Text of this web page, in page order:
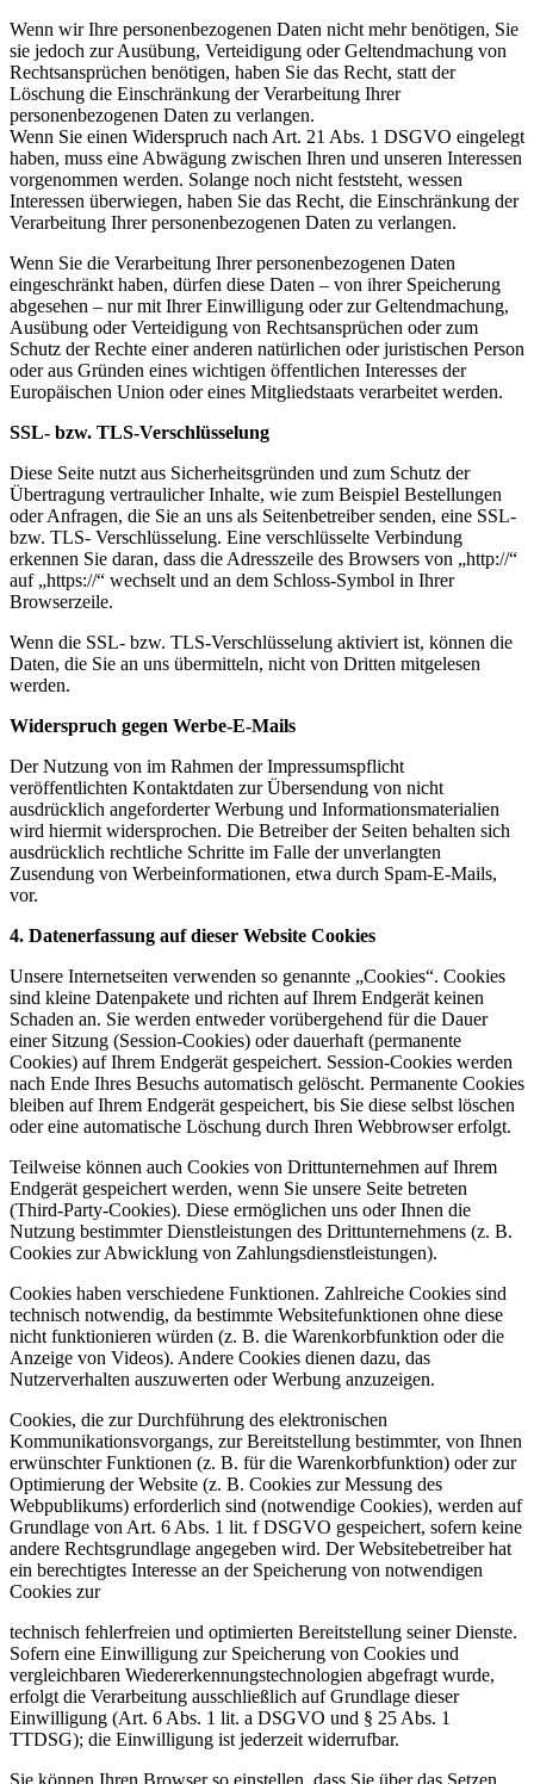
Wenn wir Ihre personenbezogenen Daten nicht mehr benötigen, Sie
sie jedoch zur Ausübung, Verteidigung oder Geltendmachung von
Rechtsansprüchen benötigen, haben Sie das Recht, statt der
Löschung die Einschränkung der Verarbeitung Ihrer
personenbezogenen Daten zu verlangen.
Wenn Sie einen Widerspruch nach Art. 21 Abs. 1 DSGVO eingelegt
haben, muss eine Abwägung zwischen Ihren und unseren Interessen
vorgenommen werden. Solange noch nicht feststeht, wessen
Interessen überwiegen, haben Sie das Recht, die Einschränkung der
Verarbeitung Ihrer personenbezogenen Daten zu verlangen.
Wenn Sie die Verarbeitung Ihrer personenbezogenen Daten
eingeschränkt haben, dürfen diese Daten – von ihrer Speicherung
abgesehen – nur mit Ihrer Einwilligung oder zur Geltendmachung,
Ausübung oder Verteidigung von Rechtsansprüchen oder zum
Schutz der Rechte einer anderen natürlichen oder juristischen Person
oder aus Gründen eines wichtigen öffentlichen Interesses der
Europäischen Union oder eines Mitgliedstaats verarbeitet werden.
SSL- bzw. TLS-Verschlüsselung
Diese Seite nutzt aus Sicherheitsgründen und zum Schutz der
Übertragung vertraulicher Inhalte, wie zum Beispiel Bestellungen
oder Anfragen, die Sie an uns als Seitenbetreiber senden, eine SSL-
bzw. TLS- Verschlüsselung. Eine verschlüsselte Verbindung
erkennen Sie daran, dass die Adresszeile des Browsers von „http://“
auf „https://“ wechselt und an dem Schloss-Symbol in Ihrer
Browserzeile.
Wenn die SSL- bzw. TLS-Verschlüsselung aktiviert ist, können die
Daten, die Sie an uns übermitteln, nicht von Dritten mitgelesen
werden.
Widerspruch gegen Werbe-E-Mails
Der Nutzung von im Rahmen der Impressumspflicht
veröffentlichten Kontaktdaten zur Übersendung von nicht
ausdrücklich angeforderter Werbung und Informationsmaterialien
wird hiermit widersprochen. Die Betreiber der Seiten behalten sich
ausdrücklich rechtliche Schritte im Falle der unverlangten
Zusendung von Werbeinformationen, etwa durch Spam-E-Mails,
vor.
4. Datenerfassung auf dieser Website Cookies
Unsere Internetseiten verwenden so genannte „Cookies“. Cookies
sind kleine Datenpakete und richten auf Ihrem Endgerät keinen
Schaden an. Sie werden entweder vorübergehend für die Dauer
einer Sitzung (Session-Cookies) oder dauerhaft (permanente
Cookies) auf Ihrem Endgerät gespeichert. Session-Cookies werden
nach Ende Ihres Besuchs automatisch gelöscht. Permanente Cookies
bleiben auf Ihrem Endgerät gespeichert, bis Sie diese selbst löschen
oder eine automatische Löschung durch Ihren Webbrowser erfolgt.
Teilweise können auch Cookies von Drittunternehmen auf Ihrem
Endgerät gespeichert werden, wenn Sie unsere Seite betreten
(Third-Party-Cookies). Diese ermöglichen uns oder Ihnen die
Nutzung bestimmter Dienstleistungen des Drittunternehmens (z. B.
Cookies zur Abwicklung von Zahlungsdienstleistungen).
Cookies haben verschiedene Funktionen. Zahlreiche Cookies sind
technisch notwendig, da bestimmte Websitefunktionen ohne diese
nicht funktionieren würden (z. B. die Warenkorbfunktion oder die
Anzeige von Videos). Andere Cookies dienen dazu, das
Nutzerverhalten auszuwerten oder Werbung anzuzeigen.
Cookies, die zur Durchführung des elektronischen
Kommunikationsvorgangs, zur Bereitstellung bestimmter, von Ihnen
erwünschter Funktionen (z. B. für die Warenkorbfunktion) oder zur
Optimierung der Website (z. B. Cookies zur Messung des
Webpublikums) erforderlich sind (notwendige Cookies), werden auf
Grundlage von Art. 6 Abs. 1 lit. f DSGVO gespeichert, sofern keine
andere Rechtsgrundlage angegeben wird. Der Websitebetreiber hat
ein berechtigtes Interesse an der Speicherung von notwendigen
Cookies zur
technisch fehlerfreien und optimierten Bereitstellung seiner Dienste.
Sofern eine Einwilligung zur Speicherung von Cookies und
vergleichbaren Wiedererkennungstechnologien abgefragt wurde,
erfolgt die Verarbeitung ausschließlich auf Grundlage dieser
Einwilligung (Art. 6 Abs. 1 lit. a DSGVO und § 25 Abs. 1
TTDSG); die Einwilligung ist jederzeit widerrufbar.
Sie können Ihren Browser so einstellen, dass Sie über das Setzen